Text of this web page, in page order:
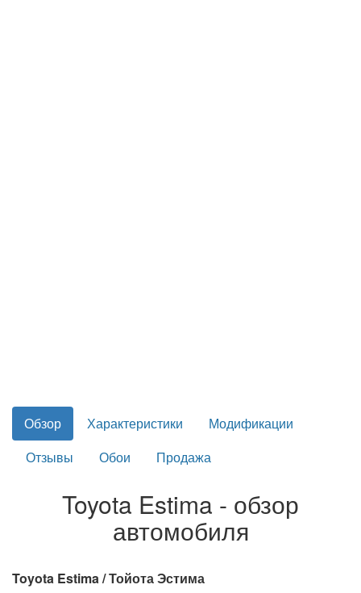
Обзор Характеристики
Модификации
Отзывы
Обои Продажа
Toyota Estima - обзор
автомобиля
Toyota Estima / Тойота Эстима